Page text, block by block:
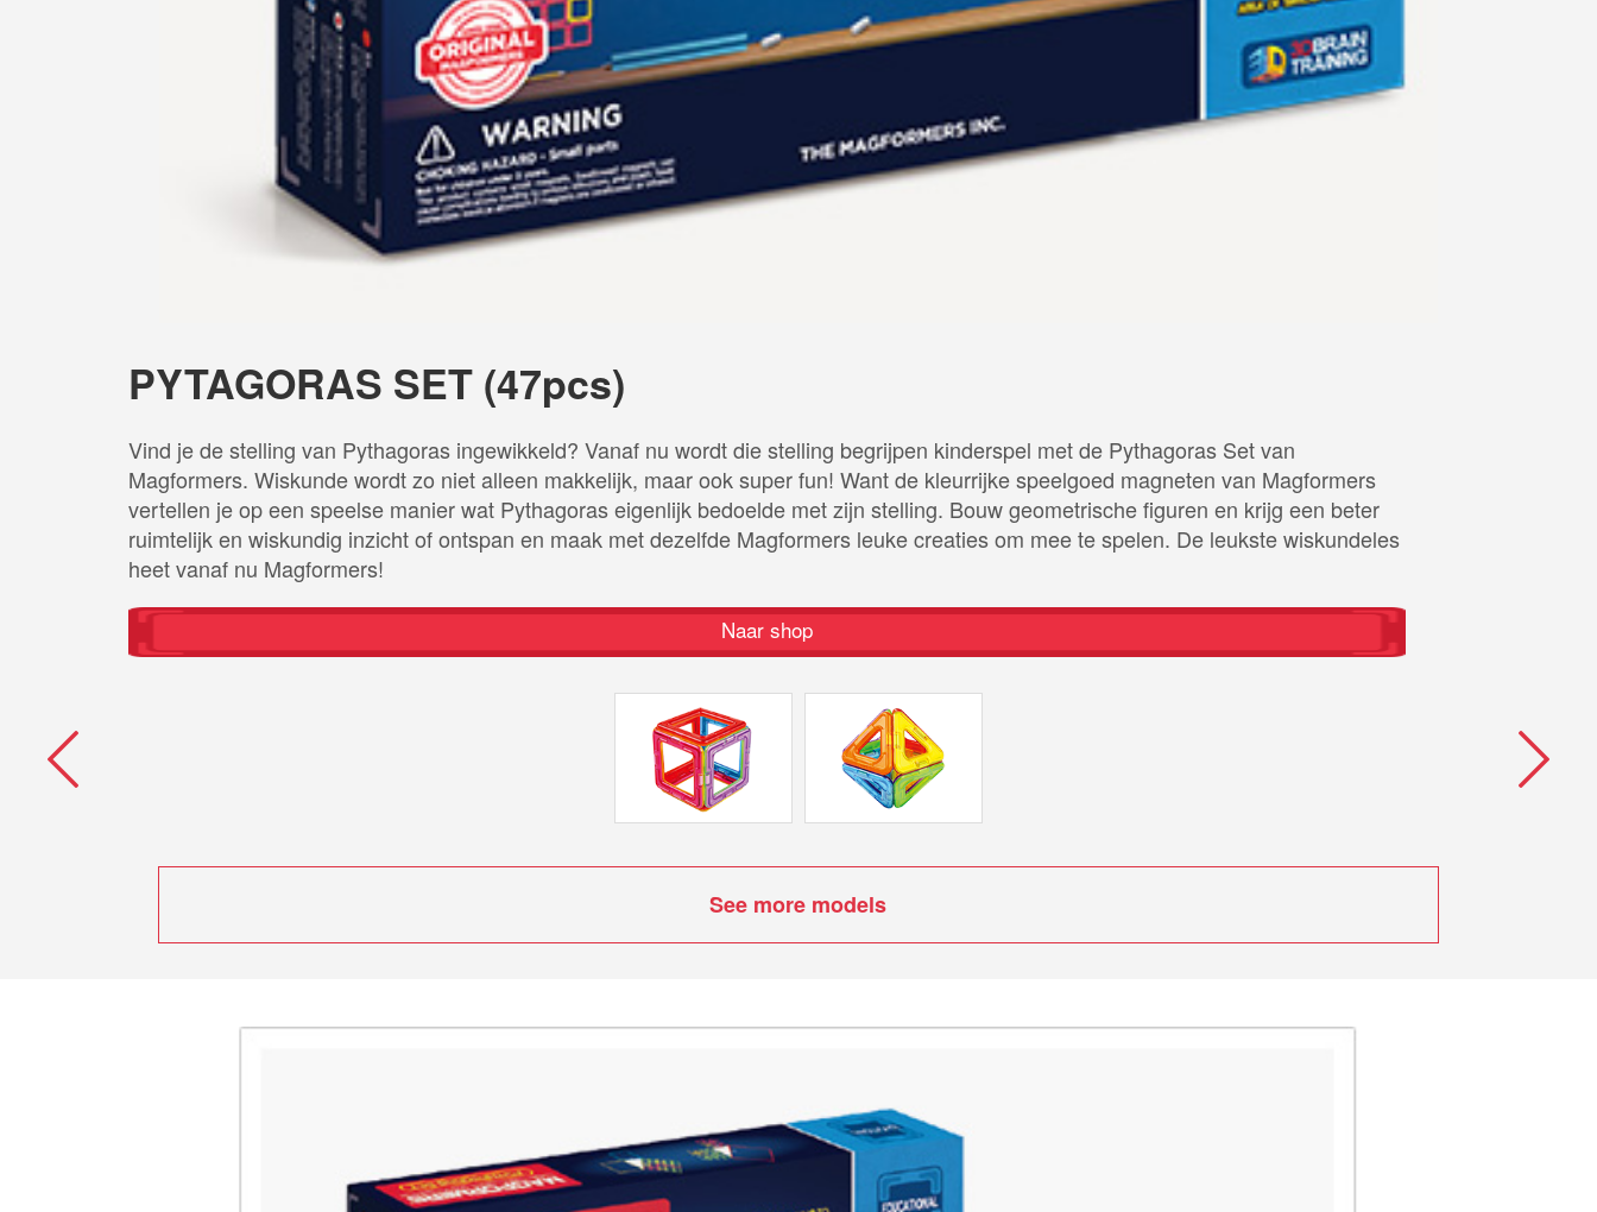
PYTAGORAS SET (47pcs)
Vind je de stelling van Pythagoras ingewikkeld? Vanaf nu wordt die stelling begrijpen kinderspel met de Pythagoras Set van
Magformers. Wiskunde wordt zo niet alleen makkelijk, maar ook super fun! Want de kleurrijke speelgoed magneten van Magformers
vertellen je op een speelse manier wat Pythagoras eigenlijk bedoelde met zijn stelling. Bouw geometrische figuren en krijg een beter
ruimtelijk en wiskundig inzicht of ontspan en maak met dezelfde Magformers leuke creaties om mee te spelen. De leukste wiskundeles
heet vanaf nu Magformers!
Naar shop
See more models